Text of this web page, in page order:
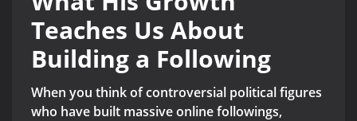
Teaches Us About
Building a Following
When you think of controversial political figures
who have built massive online followings,